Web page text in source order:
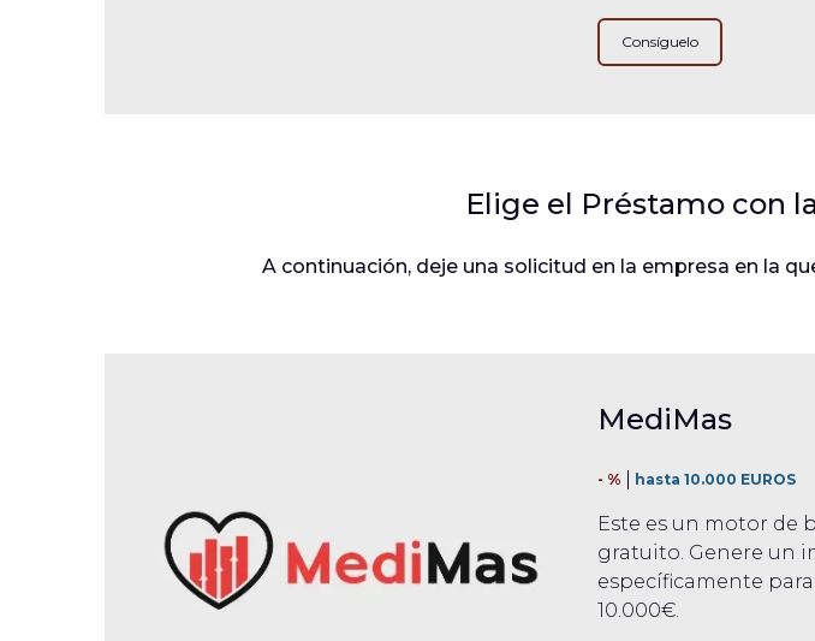
Consíguelo
Elige el Préstamo con
A continuación, deje una solicitud en la empresa en la
MediMas
- % hasta 10.000 EUROS
Este es un motor de
gratuito. Genere un
específicamente
10.000€.